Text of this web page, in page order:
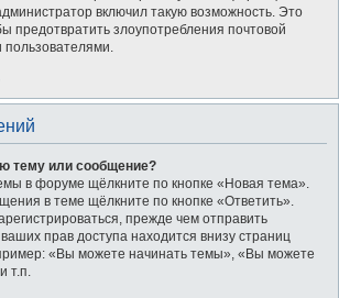
включил такую возможность. Это
предотвратить злоупотребления почтовой
тему или сообщение?
в форуме щёлкните по кнопке «Новая тема».
в теме щёлкните по кнопке «Ответить».
прежде чем отправить
прав доступа находится внизу страниц
«Вы можете начинать темы», «Вы можете
т.п.